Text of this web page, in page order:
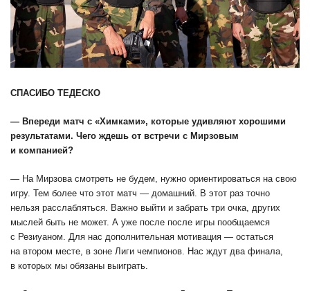
СПАСИБО ТЕДЕСКО
— Впереди матч с «Химками», которые удивляют хорошими
результатами. Чего ждешь от встречи с Мирзовым
и компанией?
— На Мирзова смотреть не будем, нужно ориентироваться на свою
игру. Тем более что этот матч — домашний. В этот раз точно
нельзя расслабляться. Важно выйти и забрать три очка, других
мыслей быть не может. А уже после после игры пообщаемся
с Резиуаном. Для нас дополнительная мотивация — остаться
на втором месте, в зоне Лиги чемпионов. Нас ждут два финала,
в которых мы обязаны выиграть.